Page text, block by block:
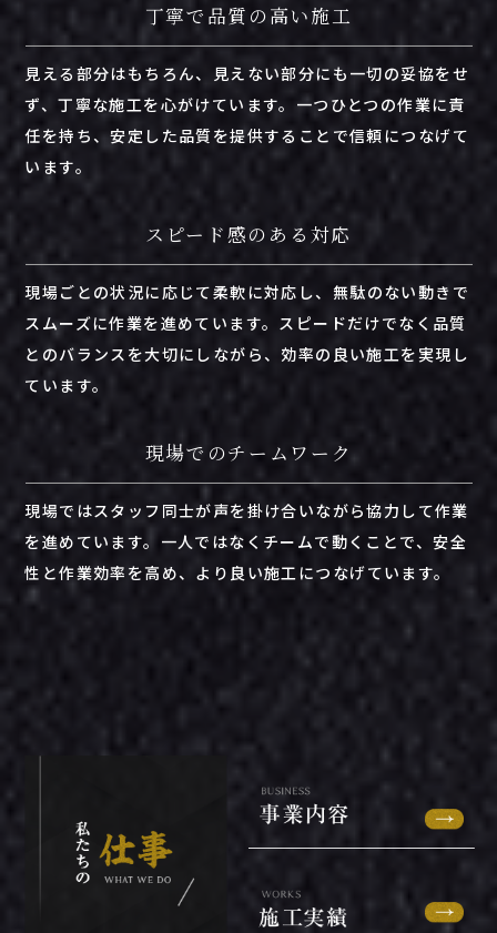
丁寧で品質の高い施工
見える 部分はもちろん、 見え ない部分にも 一切の妥協をせ
ず、丁寧な施工を心がけてい ます。 一つひとつ の作業に責
任を持ち、安定 した品質を提供する こと で信頼につ なげて
い ます。
スピード感のある対応
現場ごと の状況に 応 じて柔軟に対応 し、 無駄のない動き で
スムーズに作業を進めてい ます。 スピードだけでなく 品質
と のバランス を大切にし ながら、 効率の 良い施工を実現 し
てい ます。
現場でのチームワーク
現場ではスタッフ 同士が声を掛け合いながら協力 し て作業
を進め てい ます。 一人 ではなく チームで動く こと で、安全
性 と作業効率 を高め、 より 良い施工 につ なげてい ます。